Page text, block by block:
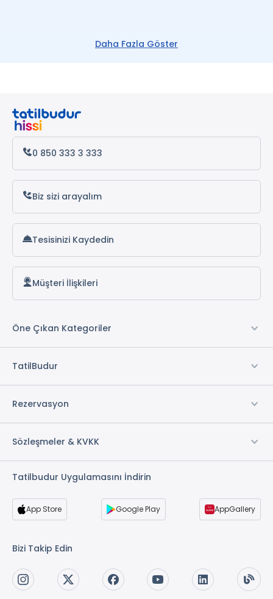
Daha Fazla Göster
0 850 333 3 333
Biz sizi arayalım
Tesisinizi Kaydedin
Müşteri İlişkileri
Öne Çıkan Kategoriler
TatilBudur
Rezervasyon
Sözleşmeler & KVKK
Tatilbudur Uygulamasını İndirin
App Store Google Play AppGallery
Bizi Takip Edin